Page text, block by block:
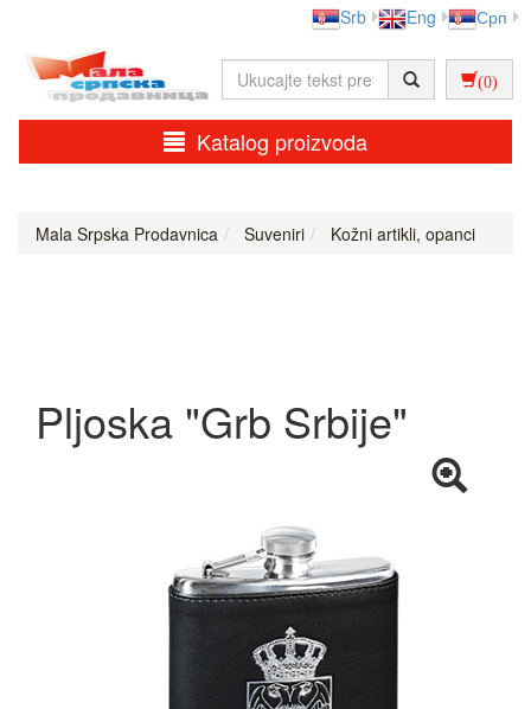
Srb Eng Срп
(0)
Katalog proizvoda
Mala Srpska Prodavnica Suveniri Kožni artikli, opanci
Pljoska "Grb Srbije"